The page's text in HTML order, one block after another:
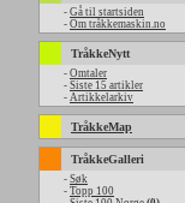
- Gå til startsiden
- Om tråkkemaskin.no
TråkkeNytt
- Omtaler
- Siste 15 artikler
- Artikkelarkiv
TråkkeMap
TråkkeGalleri
- Søk
- Topp 100